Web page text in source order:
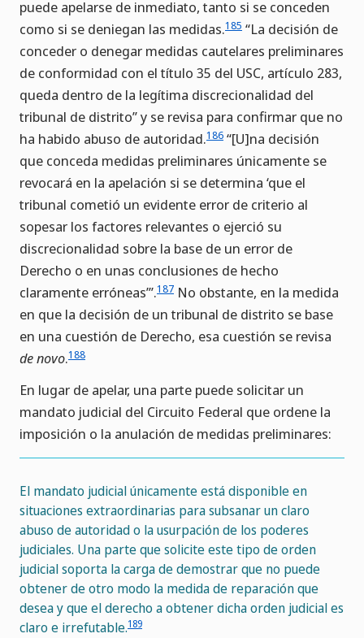
puede apelarse de inmediato, tanto si se conceden
como si se deniegan las medidas.185 “La decisión de
conceder o denegar medidas cautelares preliminares
de conformidad con el título 35 del USC, artículo 283,
queda dentro de la legítima discrecionalidad del
tribunal de distrito” y se revisa para confirmar que no
ha habido abuso de autoridad.186 “[U]na decisión
que conceda medidas preliminares únicamente se
revocará en la apelación si se determina ‘que el
tribunal cometió un evidente error de criterio al
sopesar los factores relevantes o ejerció su
discrecionalidad sobre la base de un error de
Derecho o en unas conclusiones de hecho
claramente erróneas”’.187 No obstante, en la medida
en que la decisión de un tribunal de distrito se base
en una cuestión de Derecho, esa cuestión se revisa
de novo.188
En lugar de apelar, una parte puede solicitar un
mandato judicial del Circuito Federal que ordene la
imposición o la anulación de medidas preliminares:
El mandato judicial únicamente está disponible en
situaciones extraordinarias para subsanar un claro
abuso de autoridad o la usurpación de los poderes
judiciales. Una parte que solicite este tipo de orden
judicial soporta la carga de demostrar que no puede
obtener de otro modo la medida de reparación que
desea y que el derecho a obtener dicha orden judicial es
claro e irrefutable.189